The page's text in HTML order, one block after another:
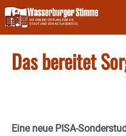
Skip
to
content
Das bereitet
Eine neue PISA-